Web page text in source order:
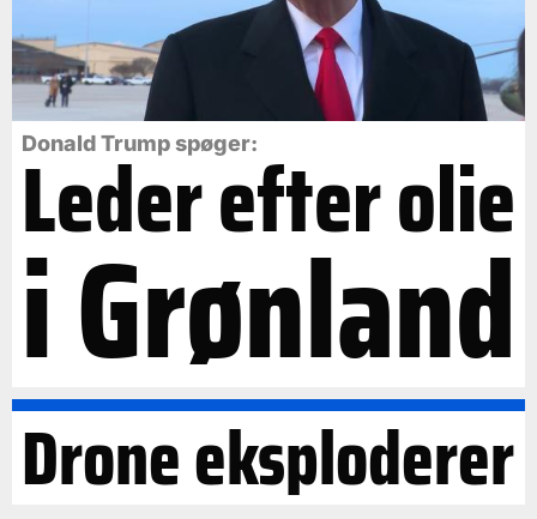
Donald Trump spøger:
Leder efter olie
i Grønland
Drone eksploderer